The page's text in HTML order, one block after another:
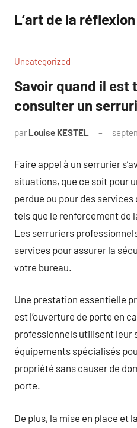
contenu
L’art de la réflexion
Uncategorized
Savoir quand il est
consulter un
par Louise KESTEL
Faire appel à un serrurier
situations, que ce soit pour
perdue ou pour des
tels que le renforcement de
Les serruriers
services pour assurer la
votre bureau.
Une prestation essentielle
est l’ouverture de porte en
professionnels utilisent leur
équipements spécialisés
propriété sans causer de
porte.
De plus, la mise en place et